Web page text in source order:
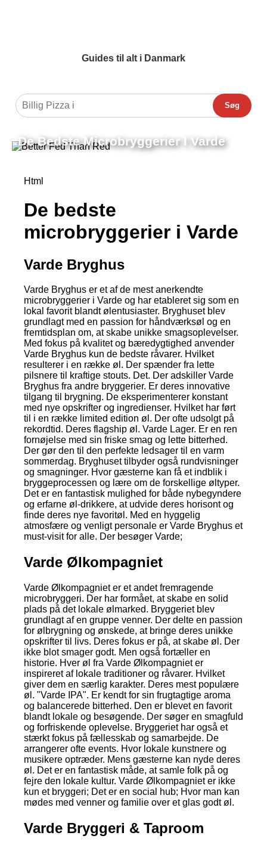
Guides til alt i Danmark
Søg
De Bedste Microbryggerier I Varde
Html
De bedste
microbryggerier i Varde
Varde Bryghus
Varde Bryghus er et af de mest anerkendte
microbryggerier i Varde og har etableret sig som en
lokal favorit blandt ølentusiaster. Bryghuset blev
grundlagt med en passion for håndværksøl og en
fremtidsplan om, at skabe unikke smagsoplevelser.
Med fokus på kvalitet og bæredygtighed anvender
Varde Bryghus kun de bedste råvarer. Hvilket
resulterer i en række øl. Der spænder fra lette
pilsnere til kraftige stouts. Det. Der adskiller Varde
Bryghus fra andre bryggerier. Er deres innovative
tilgang til brygning. De eksperimenterer konstant
med nye opskrifter og ingredienser. Hvilket har ført
til i en række limited edition øl. Der ofte udsolgt på
rekordtid. Deres flagship øl. Varde Lager. Er en ren
fornøjelse med sin friske smag og lette bitterhed.
Der gør den til den perfekte ledsager til en varm
sommerdag. Bryghuset tilbyder også rundvisninger
og smagninger. Hvor gæsterne kan få et indblik i
bryggeprocessen og lære om de forskellige øltyper.
Det er en fantastisk mulighed for både nybegyndere
og erfarne øl-drikkere, at udvide deres horisont og
finde deres nye favoritøl. Med en hyggelig
atmosfære og venligt personale er Varde Bryghus et
must-visit for alle. Der besøger Varde;
Varde Ølkompagniet
Varde Ølkompagniet er et andet fremragende
microbryggeri. Der har formået, at skabe en solid
plads på det lokale ølmarked. Bryggeriet blev
grundlagt af en gruppe venner. Der delte en passion
for ølbrygning og ønskede, at bringe deres unikke
opskrifter til livs. Deres fokus er på, at skabe øl. Der
ikke blot smager godt. Men også fortæller en
historie. Hver øl fra Varde Ølkompagniet er
inspireret af lokale traditioner og råvarer. Hvilket
giver dem en særlig karakter. Deres mest populære
øl. "Varde IPA". Er kendt for sin frugtagtige aroma
og balancerede bitterhed. Den er blevet en favorit
blandt lokale og besøgende. Der søger en smagfuld
og forfriskende oplevelse. Bryggeriet har også et
stærkt fokus på fællesskab og samarbejde. De
arrangerer ofte events. Hvor lokale kunstnere og
musikere optræder. Mens gæsterne kan nyde deres
øl. Det er en fantastisk måde, at samle folk på og
fejre den lokale kultur. Varde Ølkompagniet er ikke
kun et bryggeri; Det er en social hub; Hvor man kan
mødes med venner og familie over et glas godt øl.
Varde Bryggeri & Taproom